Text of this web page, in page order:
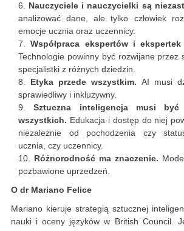
Nauczyciele i nauczycielki są
analizować dane, ale tylko człowiek
emocje ucznia oraz uczennicy.
Współpraca ekspertów i
Technologie powinny być rozwijane przez
specjalistki z różnych dziedzin.
Etyka przede wszystkim. AI musi
sprawiedliwy i inkluzywny.
Sztuczna inteligencja musi
wszystkich. Edukacja i dostęp do niej
niezależnie od pochodzenia czy
ucznia, czy uczennicy.
Różnorodność ma znaczenie.
pozbawione uprzedzeń.
O dr Mariano Felice
Mariano kieruje strategią sztucznej
nauki i oceny języków w British Council.